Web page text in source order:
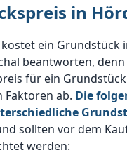
in
kostet ein Grundstück
beantworten,
für ein
Faktoren ab. Die
sollten vor dem
werden: